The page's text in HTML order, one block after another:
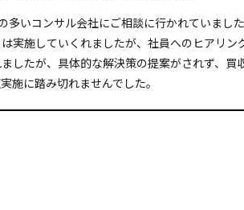
いコンサル会社にご相談に行かれていまし
実施していくれましたが、社員へのヒアリン
したが、具体的な解決策の提案がされず、買
施に踏み切れませんでした。